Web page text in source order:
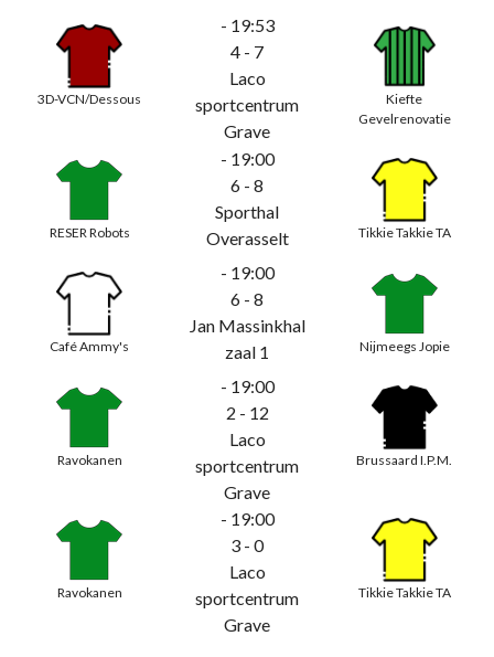
3D-VCN/Dessous
- 19:53
4 - 7
Laco
sportcentrum
Grave
Kiefte
Gevelrenovatie
RESER Robots
- 19:00
6 - 8
Sporthal
Overasselt
Tikkie Takkie TA
Café Ammy's
- 19:00
6 - 8
Jan Massinkhal
zaal 1
Nijmeegs Jopie
Ravokanen
- 19:00
2 - 12
Laco
sportcentrum
Grave
Brussaard I.P.M.
Ravokanen
- 19:00
3 - 0
Laco
sportcentrum
Grave
Tikkie Takkie TA